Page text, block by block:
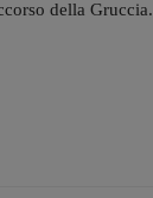
della Gruccia.